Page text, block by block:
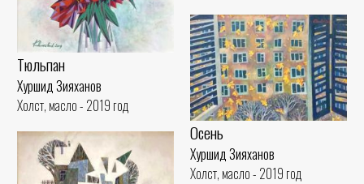
Тюльпан
Хуршид Зияханов
Холст, масло - 2019 год
Осень
Хуршид Зияханов
Холст, масло - 2019 год